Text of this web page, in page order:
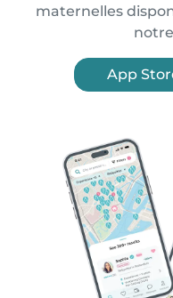
maternelles
App